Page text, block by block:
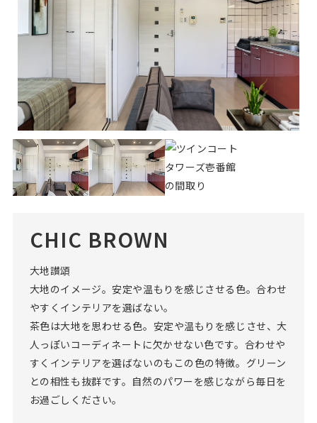
CHIC BROWN
大地讃頌
大地のイメージ。安定や温もりを感じさせる色。合わせ
やすくインテリアを選ばない。
茶色は大地を思わせる色。安定や温もりを感じさせ、大
人っぽいコーディネートに欠かせない色です。合わせや
すくインテリアを選ばないのもこの色の特徴。グリーン
との相性も抜群です。自然のパワーを感じながら毎日を
お過ごしください。